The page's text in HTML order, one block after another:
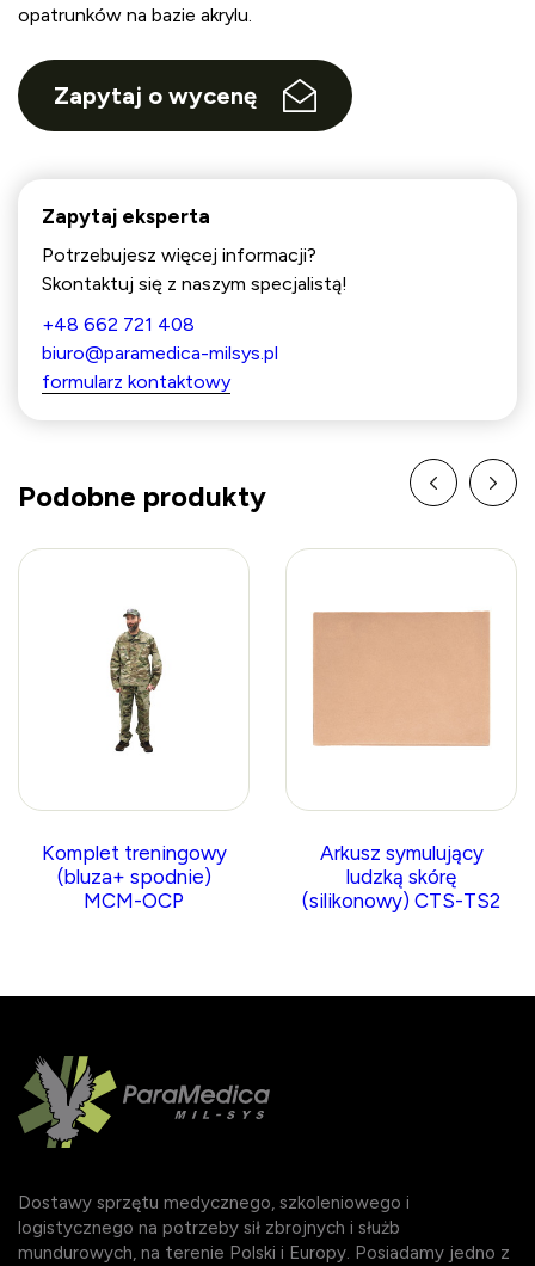
opatrunków na bazie akrylu.
Zapytaj o wycenę
Zapytaj eksperta
Potrzebujesz więcej informacji?
Skontaktuj się z naszym specjalistą!
+48 662 721 408
biuro@paramedica-milsys.pl
formularz kontaktowy
Podobne produkty
Komplet treningowy
(bluza+ spodnie)
MCM-OCP
Arkusz symulujący
ludzką skórę
(silikonowy) CTS-TS2
Dostawy sprzętu medycznego, szkoleniowego i
logistycznego na potrzeby sił zbrojnych i służb
mundurowych, na terenie Polski i Europy. Posiadamy jedno z